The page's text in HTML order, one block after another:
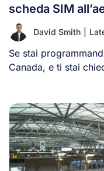
scheda SIM
David Smith
Se stai
Canada, e ti stai